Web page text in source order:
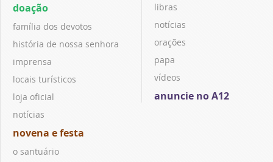
doação
família dos devotos
história de nossa senhora
imprensa
locais turísticos
loja oficial
notícias
novena e festa
o santuário
libras
notícias
orações
papa
vídeos
anuncie no A12